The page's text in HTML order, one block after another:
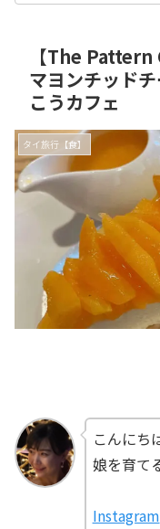
【The Pattern
マヨンチッド
こうカフェ
タイ旅行【食】
こんにち
娘を育て
Instagram